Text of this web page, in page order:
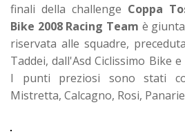
finali della challenge Coppa
Bike 2008 Racing Team è
riservata alle squadre,
Taddei, dall'Asd Ciclissimo Bike
I punti preziosi sono stati
Mistretta, Calcagno, Rosi,